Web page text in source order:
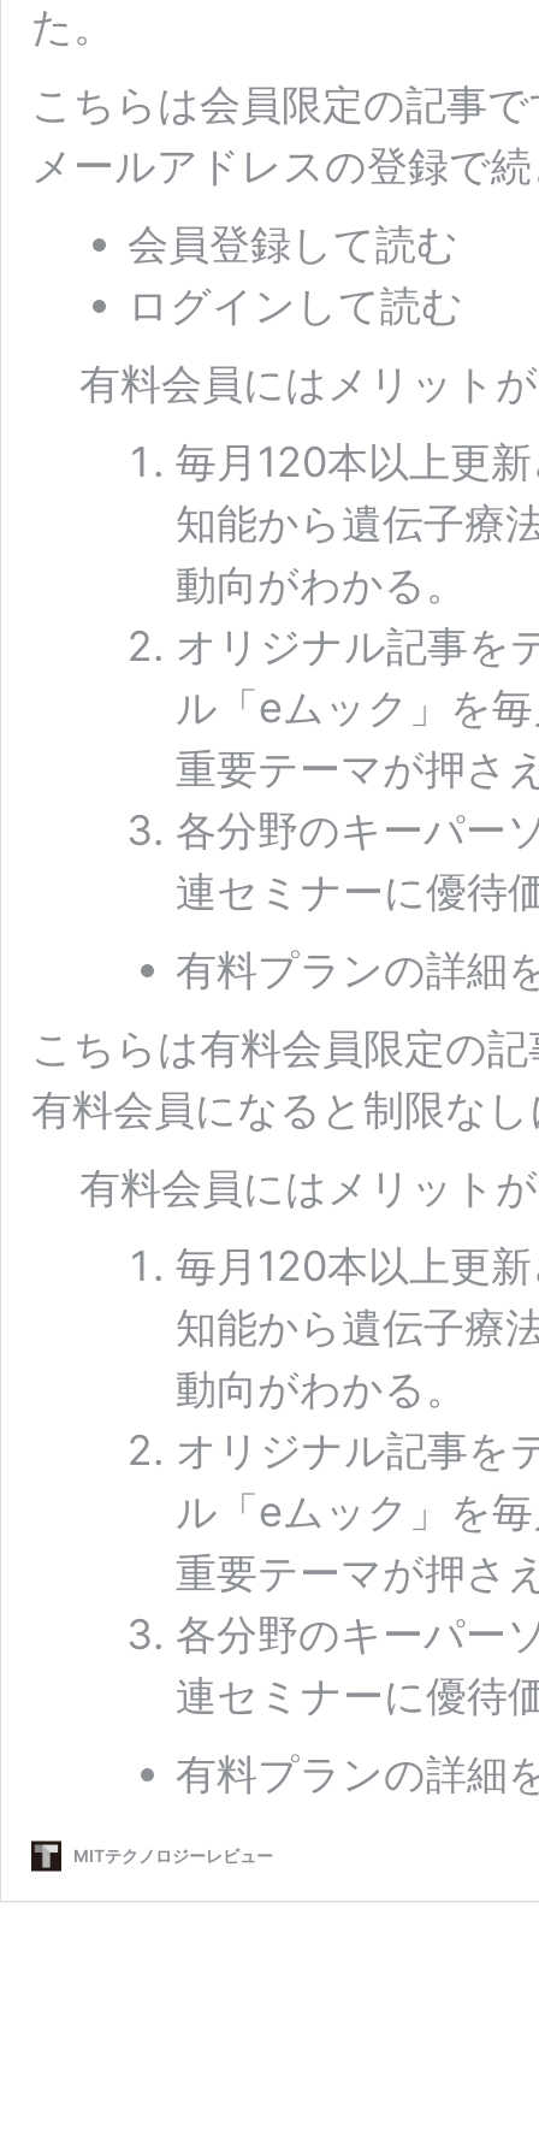
た。
こちらは会員限定の記事
メールアドレスの登録で
会員登録して読む
ログインして読む
有料会員にはメリット
毎月120本以上更
知能から遺伝子療
動向がわかる。
オリジナル記事を
ル「eムック」を
重要テーマが押さ
各分野のキーパー
連セミナーに優待
有料プランの詳細
こちらは有料会員限定の
有料会員になると制限な
有料会員にはメリット
毎月120本以上更
知能から遺伝子療
動向がわかる。
オリジナル記事を
ル「eムック」を
重要テーマが押さ
各分野のキーパー
連セミナーに優待
有料プランの詳細
MITテクノロジーレビュー